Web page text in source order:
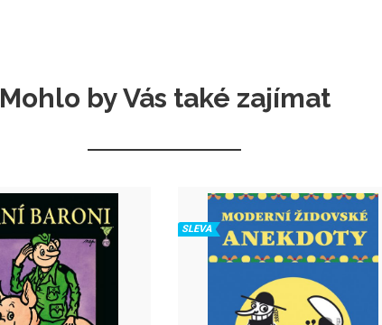
Mohlo by Vás také zajímat
SLEVA